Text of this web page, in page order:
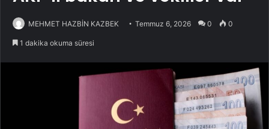
MEHMET HAZBİN KAZBEK Temmuz 6, 2026 0 0
1 dakika okuma süresi